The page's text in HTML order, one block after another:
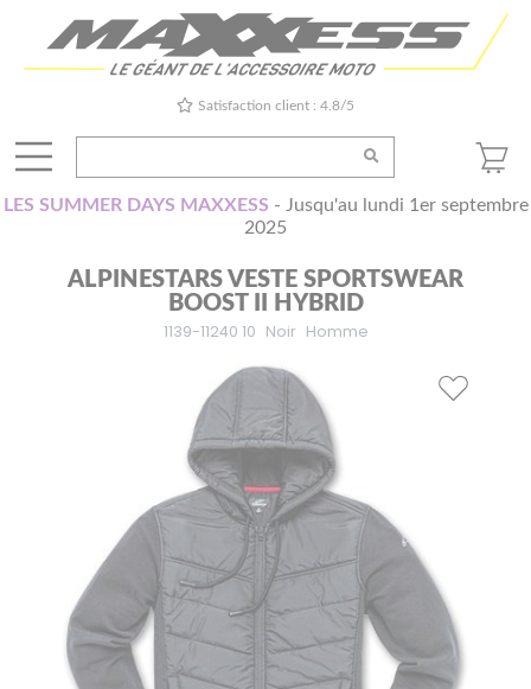
Satisfaction client : 4.8/5
LES SUMMER DAYS MAXXESS - Jusqu'au lundi 1er septembre
2025
ALPINESTARS VESTE SPORTSWEAR
BOOST II HYBRID
1139-11240 10 Noir Homme